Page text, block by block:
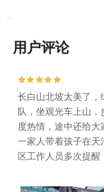
用户评论


长白山北坡太美了，
队，坐观光车上山
度热情，途中还给大
一家人带着孩子在天
区工作人员多次提
地貌保护区，随意
较冷，工作人员长